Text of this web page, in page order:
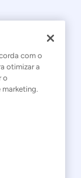
Privacidade
com o
otimizar a
o